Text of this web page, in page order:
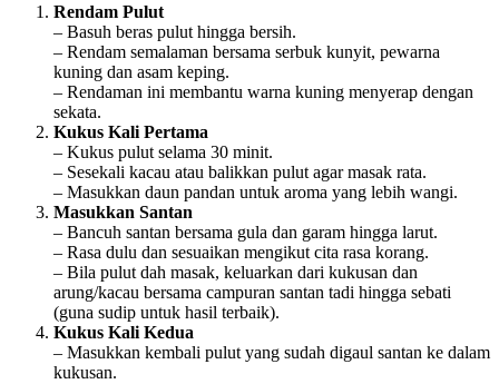
Rendam Pulut
– Basuh beras pulut hingga bersih.
– Rendam semalaman bersama serbuk kunyit, pewarna
kuning dan asam keping.
– Rendaman ini membantu warna kuning menyerap dengan
sekata.
Kukus Kali Pertama
– Kukus pulut selama 30 minit.
– Sesekali kacau atau balikkan pulut agar masak rata.
– Masukkan daun pandan untuk aroma yang lebih wangi.
Masukkan Santan
– Bancuh santan bersama gula dan garam hingga larut.
– Rasa dulu dan sesuaikan mengikut cita rasa korang.
– Bila pulut dah masak, keluarkan dari kukusan dan
arung/kacau bersama campuran santan tadi hingga sebati
(guna sudip untuk hasil terbaik).
Kukus Kali Kedua
– Masukkan kembali pulut yang sudah digaul santan ke dalam
kukusan.